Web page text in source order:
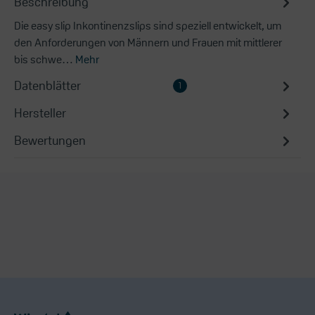
Die easy slip Inkontinenzslips sind speziell entwickelt, um
den Anforderungen von Männern und Frauen mit mittlerer
bis schwe… Mehr
Datenblätter 1
Hersteller
Bewertungen